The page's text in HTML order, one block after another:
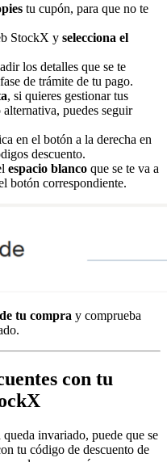
tu cupón, para que no te
StockX y selecciona el
los detalles que se te
de trámite de tu pago.
, si quieres gestionar tus
puedes seguir
en el botón a la derecha en
descuento.
espacio blanco que se te va a
botón correspondiente.
tu compra y comprueba
con tu
invariado, puede que se
tu código de descuento de